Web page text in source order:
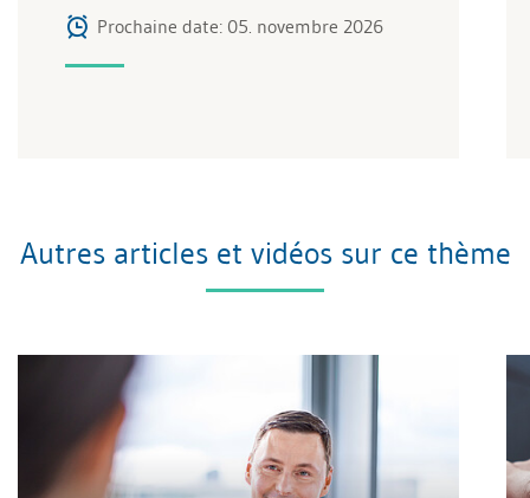
Prochaine date: 05. novembre 2026
Autres articles et vidéos sur ce thème